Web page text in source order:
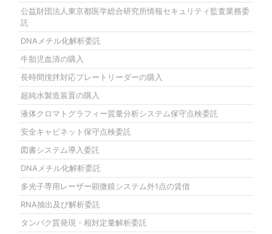
公益財団法人東京都医学総合研究所情報セキュリティ監査業務委
託
DNAメチル化解析委託
牛胎児血清の購入
長時間撹拌対応プレートリーダーの購入
超純水製造装置の購入
液体クロマトグラフィー質量分析システム保守点検委託
安全キャビネット保守点検委託
図書システム導入委託
DNAメチル化解析委託
多光子専用レーザー顕微鏡システム外1点の賃借
RNA抽出及び解析委託
タンパク質発現・相対定量解析委託